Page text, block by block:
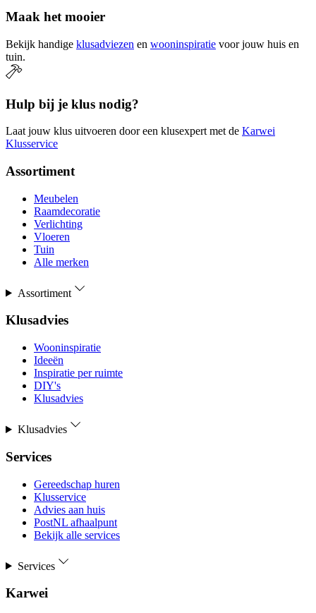
Maak het mooier
Bekijk handige klusadviezen en wooninspiratie voor jouw huis en
tuin.
Hulp bij je klus nodig?
Laat jouw klus uitvoeren door een klusexpert met de Karwei
Klusservice
Assortiment
Meubelen
Raamdecoratie
Verlichting
Vloeren
Tuin
Alle merken
Assortiment
Klusadvies
Wooninspiratie
Ideeën
Inspiratie per ruimte
DIY's
Klusadvies
Klusadvies
Services
Gereedschap huren
Klusservice
Advies aan huis
PostNL afhaalpunt
Bekijk alle services
Services
Karwei